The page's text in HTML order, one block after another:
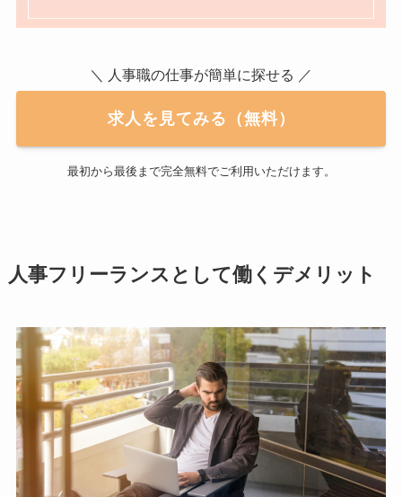
＼ 人事職の仕事が簡単に探せる ／
求人を見てみる（無料）
最初から最後まで完全無料でご利用いただけます。
人事フリーランスとして働くデメリット